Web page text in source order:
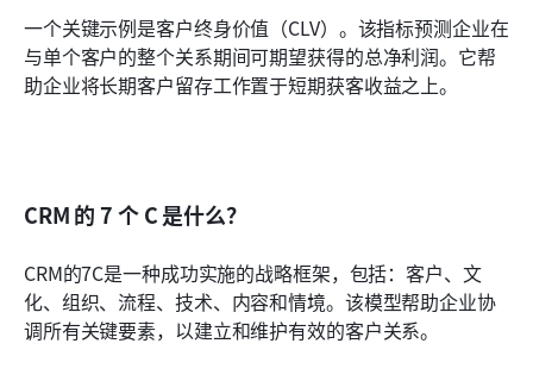
一个关键示例是客户终身价值（CLV）。该指标预测企业在
与单个客户的整个关系期间可期望获得的总净利润。它帮
助企业将长期客户留存工作置于短期获客收益之上。
CRM 的 7 个 C 是什么？
CRM的7C是一种成功实施的战略框架，包括：客户、文
化、组织、流程、技术、内容和情境。该模型帮助企业协
调所有关键要素，以建立和维护有效的客户关系。